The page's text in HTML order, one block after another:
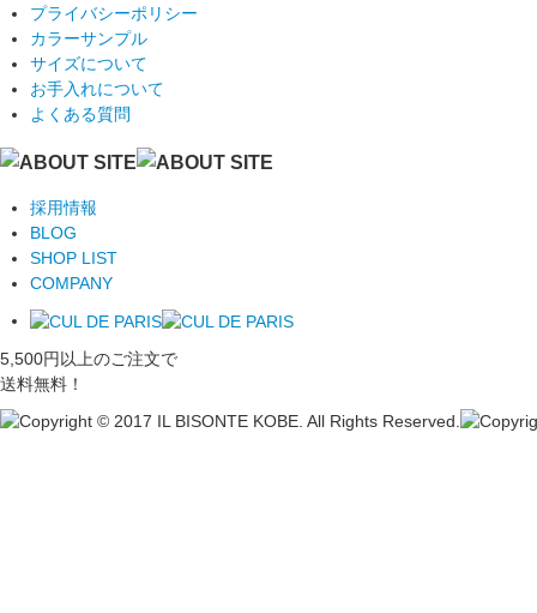
プライバシーポリシー
カラーサンプル
サイズについて
お手入れについて
よくある質問
採用情報
BLOG
SHOP LIST
COMPANY
5,500円以上のご注文で
送料無料！